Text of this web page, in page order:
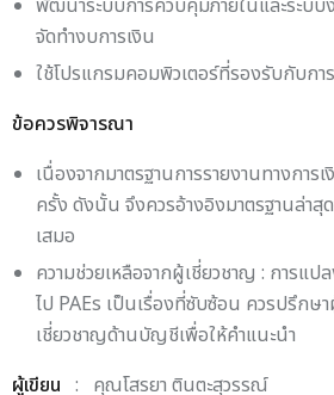
พัฒนาระบบการควบคุมภายในและระบ
จัดทำงบการเงิน
ใช้โปรแกรมคอมพิวเตอร์ที่รองรับกับกา
ข้อควรพิจารณา
เนื่องจากมาตรฐานการรายงานทางกา
ครั้ง ดังนั้น จึงควรอ้างอิงมาตรฐานล่าสุ
เสมอ
ความช่วยเหลือจากผู้เชี่ยวชาญ : การแป
ไป PAEs เป็นเรื่องที่ซับซ้อน ควรปรึก
เชี่ยวชาญด้านบัญชีเพื่อให้คำแนะนำ
ผู้เขียน : คุณโสรยา ตินตะสุวรรณ์